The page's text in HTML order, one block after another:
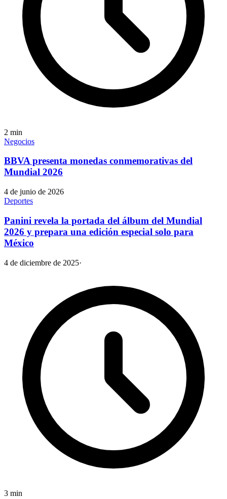
2 min
Negocios
BBVA presenta monedas conmemorativas del
Mundial 2026
4 de junio de 2026
Deportes
Panini revela la portada del álbum del Mundial
2026 y prepara una edición especial solo para
México
4 de diciembre de 2025·
3 min